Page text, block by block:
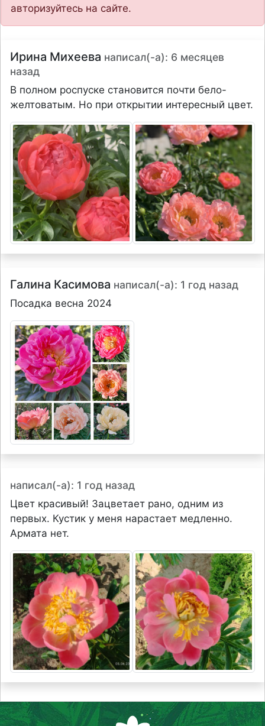
авторизуйтесь на сайте.
Ирина Михеева написал(-а): 6 месяцев
назад
В полном роспуске становится почти бело-
желтоватым. Но при открытии интересный цвет.
Галина Касимова написал(-а): 1 год назад
Посадка весна 2024
написал(-а): 1 год назад
Цвет красивый! Зацветает рано, одним из
первых. Кустик у меня нарастает медленно.
Армата нет.